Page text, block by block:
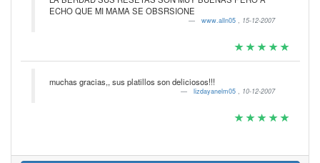
ECHO QUE MI MAMA SE OBSRSIONE
www.alln05 , 15-12-2007
muchas gracias,, sus platillos son deliciosos!!!
lizdayanelm05 , 10-12-2007